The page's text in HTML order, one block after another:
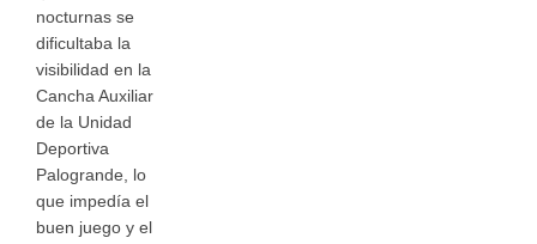
nocturnas se
dificultaba la
visibilidad en la
Cancha Auxiliar
de la Unidad
Deportiva
Palogrande, lo
que impedía el
buen juego y el